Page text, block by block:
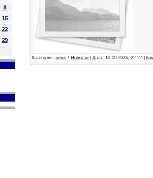
8
15
22
29
Категория: news / Новости | Дата: 10-09-2024, 22:27 |